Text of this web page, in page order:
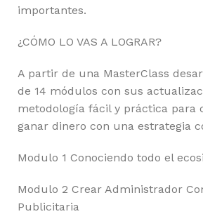
importantes.
¿CÓMO LO VAS A LOGRAR?
A partir de una MasterClass
de 14 módulos con sus
metodología fácil y práctica para
ganar dinero con una estrategia
Modulo 1 Conociendo todo el
Modulo 2 Crear Administrador
Publicitaria